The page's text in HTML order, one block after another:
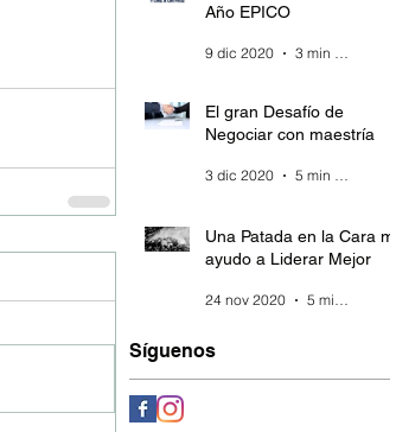
Año EPICO
9 dic 2020 3 min de lectura
El gran Desafío de
Negociar con maestría
3 dic 2020 5 min de lectura
Una Patada en la Cara me
ayudo a Liderar Mejor
24 nov 2020 5 min de lectura
Síguenos